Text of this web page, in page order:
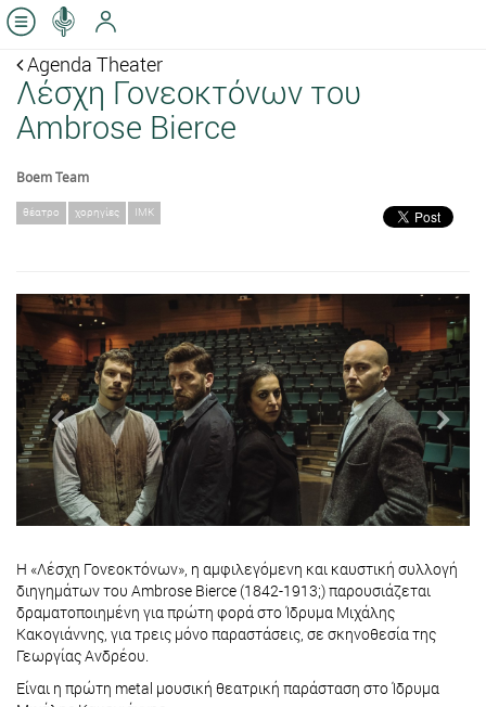
Agenda Theater
Λέσχη Γονεοκτόνων του
Ambrose Bierce
Boem Team
θέατρο χορηγίες ΙΜΚ
Previous Next
Η «Λέσχη Γονεοκτόνων», η αμφιλεγόμενη και καυστική συλλογή
διηγημάτων του Ambrose Bierce (1842-1913;) παρουσιάζεται
δραματοποιημένη για πρώτη φορά στο Ίδρυμα Μιχάλης
Κακογιάννης, για τρεις μόνο παραστάσεις, σε σκηνοθεσία της
Γεωργίας Ανδρέου.
Είναι η πρώτη metal μουσική θεατρική παράσταση στο Ίδρυμα